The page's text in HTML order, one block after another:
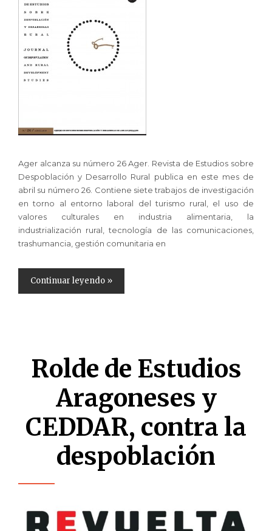
Ager alcanza su número 26 Ager. Revista de Estudios sobre
Despoblación y Desarrollo Rural publica en este mes de
abril su número 26. Contiene siete trabajos de investigación
en torno al entorno laboral del turismo rural, el uso de
valores culturales en industria alimentaria, la
industrialización rural, tecnología de las comunicaciones,
trashumancia, gestión comunitaria en
Continuar leyendo »
Rolde de Estudios
Aragoneses y
CEDDAR, contra la
despoblación